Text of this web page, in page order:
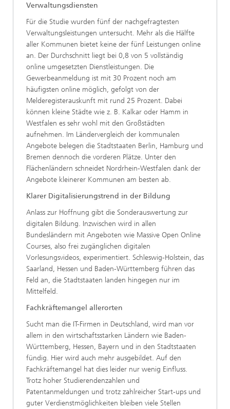
Verwaltungsdiensten
Für die Studie wurden fünf der nachgefragtesten
Verwaltungsleistungen untersucht. Mehr als die Hälfte
aller Kommunen bietet keine der fünf Leistungen online
an. Der Durchschnitt liegt bei 0,8 von 5 vollständig
online umgesetzten Dienstleistungen. Die
Gewerbeanmeldung ist mit 30 Prozent noch am
häufigsten online möglich, gefolgt von der
Melderegisterauskunft mit rund 25 Prozent. Dabei
können kleine Städte wie z. B. Kalkar oder Hamm in
Westfalen es sehr wohl mit den Großstädten
aufnehmen. Im Ländervergleich der kommunalen
Angebote belegen die Stadtstaaten Berlin, Hamburg und
Bremen dennoch die vorderen Plätze. Unter den
Flächenländern schneidet Nordrhein-Westfalen dank der
Angebote kleinerer Kommunen am besten ab.
Klarer Digitalisierungstrend in der Bildung
Anlass zur Hoffnung gibt die Sonderauswertung zur
digitalen Bildung. Inzwischen wird in allen
Bundesländern mit Angeboten wie Massive Open Online
Courses, also frei zugänglichen digitalen
Vorlesungsvideos, experimentiert. Schleswig-Holstein, das
Saarland, Hessen und Baden-Württemberg führen das
Feld an, die Stadtstaaten landen hingegen nur im
Mittelfeld.
Fachkräftemangel allerorten
Sucht man die IT-Firmen in Deutschland, wird man vor
allem in den wirtschaftsstarken Ländern wie Baden-
Württemberg, Hessen, Bayern und in den Stadtstaaten
fündig. Hier wird auch mehr ausgebildet. Auf den
Fachkräftemangel hat dies leider nur wenig Einfluss.
Trotz hoher Studierendenzahlen und
Patentanmeldungen und trotz zahlreicher Start-ups und
guter Verdienstmöglichkeiten bleiben viele Stellen